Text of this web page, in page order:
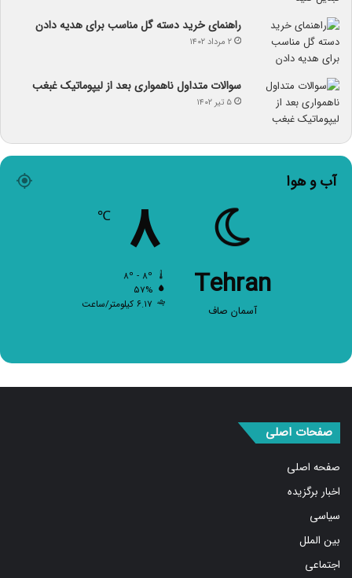
راهنمای خرید دسته گل مناسب برای هدیه دادن
۲ مرداد ۱۴۰۲
سوالات متداول ناهمواری بعد از لیپوماتیک غبغب
۵ تیر ۱۴۰۲
آب و هوا
Tehran
آسمان صاف
۸ ℃
۵۷%
۶.۱۷ کیلومتر/ساعت
صفحات اصلی
صفحه اصلی
اخبار برگزیده
سیاسی
بین الملل
اجتماعی